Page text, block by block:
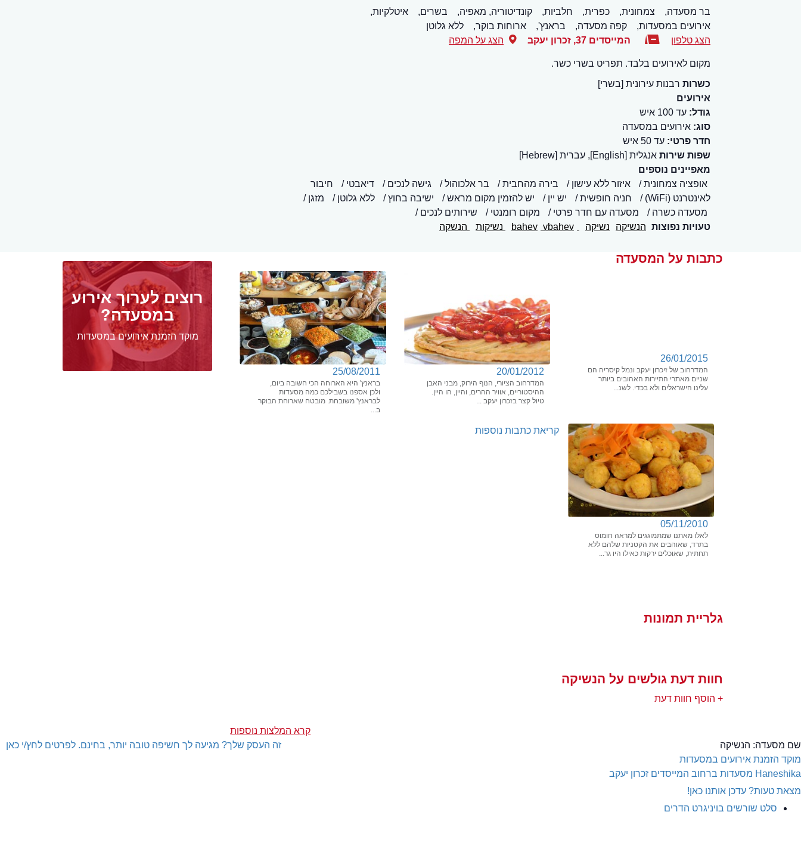
בר מסעדה, צמחונית, כפרית, חלביות, קונדיטוריה, מאפיה, בשרים,
איטלקיות,
אירועים במסעדות,
קפה מסעדה, בראנץ', ארוחות בוקר,
ללא גלוטן
הצג טלפון
המייסדים 37 , זכרון יעקב הצג על המפה
מקום לאירועים בלבד. תפריט בשרי כשר.
כשרות רבנות עירונית [בשרי]
אירועים
גודל: עד 100 איש
סוג: אירועים במסעדה
חדר פרטי: עד 50 איש
שפות שירות אנגלית [English], עברית [Hebrew]
מאפיינים נוספים
אופציה צמחונית
איזור ללא עישון בירה מהחבית בר אלכוהול גישה לנכים דיאבטי
חיבור
לאינטרנט (WiFi)
חניה חופשית יש יין יש להזמין מקום מראש ישיבה בחוץ ללא גלוטן
מזגן
מסעדה כשרה
מסעדה עם חדר פרטי מקום רומנטי
שירותים לנכים
טעויות נפוצות הנשיקה נשיקה vbahev נשיקות הנשקה
כתבות על המסעדה
26/01/2015
המדרחוב של זיכרון יעקב ונמל קיסריה הם
שניים מאתרי התיירות האהובים ביותר
עלינו הישראלים ולא בכדי. לשנ...
20/01/2012
המדרחוב הציורי, הנוף הירוק, מבני האבן
ההיסטוריים, אוויר ההרים, והיין, הו היין.
טיול קצר בזכרון יעקב ...
25/08/2011
בראנץ' היא הארוחה הכי חשובה ביום,
ולכן אספנו בשבילכם כמה מסעדות
לבראנץ' משובחת. מובטח שארוחת הבוקר
ב...
05/11/2010
לאלו מאתנו שמתמוגגים למראה חומוס
בתרד, שאוהבים את הקטניות שלהם ללא
תחתית, שאוכלים ירקות כאילו היו גר...
קריאת כתבות נוספות
גלריית תמונות
חוות דעת גולשים על הנשיקה
+ הוסף חוות דעת
קרא המלצות נוספות
רוצים לערוך אירוע
במסעדה?
מוקד הזמנת אירועים במסעדות
זה העסק שלך? מגיעה לך חשיפה טובה יותר, בחינם. לפרטים לחץ/י כאן שם מסעדה: הנשיקה
מוקד הזמנת אירועים במסעדות
Haneshika מסעדות ברחוב המייסדים זכרון יעקב
מצאת טעות? עדכן אותנו כאן!
סלט שורשים בויניגרט הדרים